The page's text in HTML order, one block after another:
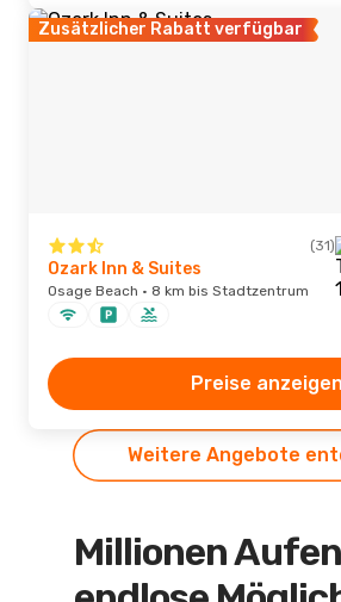
Zusätzlicher Rabatt verfügbar
(31)
Ozark Inn & Suites
Osage Beach · 8 km bis Stadtzentrum
Preise anzeigen
Weitere Angebote
Millionen